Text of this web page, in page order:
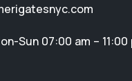
Sun 07:00 am – 11:00